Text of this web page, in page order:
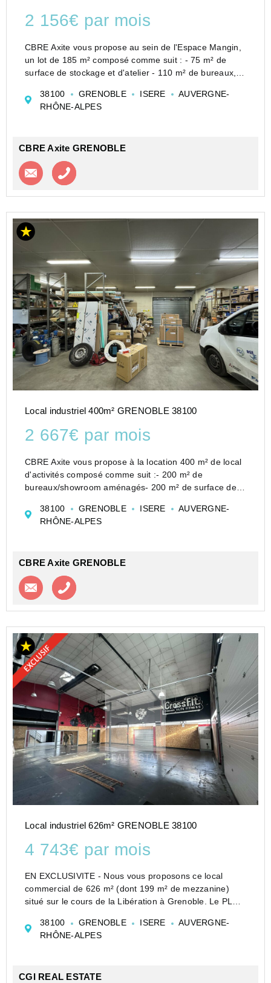
2 156€ par mois
CBRE Axite vous propose au sein de l'Espace Mangin,
un lot de 185 m² composé comme suit : - 75 m² de
surface de stockage et d'atelier - 110 m² de bureaux,
aménagé, avec climatisation réversible et de la...
38100 GRENOBLE ISERE
AUVERGNE-
RHÔNE-ALPES
CBRE Axite GRENOBLE
Contacter l'agence
Local industriel 400m² GRENOBLE 38100
2 667€ par mois
CBRE Axite vous propose à la location 400 m² de local
d'activités composé comme suit :- 200 m² de
bureaux/showroom aménagés- 200 m² de surface de
à Grenoble.
38100 GRENOBLE ISERE
AUVERGNE-
RHÔNE-ALPES
CBRE Axite GRENOBLE
Contacter l'agence
Local industriel 626m² GRENOBLE 38100
4 743€ par mois
EN EXCLUSIVITE - Nous vous proposons ce local
commercial de 626 m² (dont 199 m² de mezzanine)
situé sur le cours de la Libération à Grenoble. Le PLU
sport, restauration, commerce de gros... Son parking
priva...
38100 GRENOBLE ISERE
AUVERGNE-
RHÔNE-ALPES
CGI REAL ESTATE